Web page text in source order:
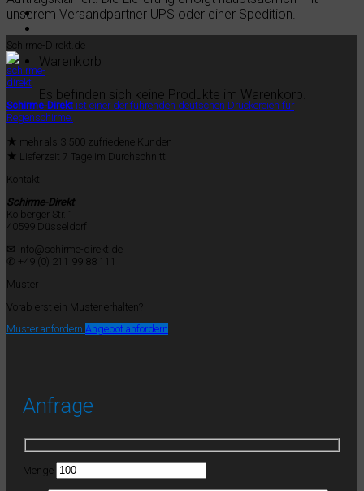
Warenkorb
Es befinden sich keine Produkte im Warenkorb.
unserem Versandpartner UPS oder einer Spedition.
Schirme-Direkt.de
Schirme-Direkt ist einer der führenden deutschen Druckereien für
Regenschirme.
★ mehr als 3.500 zufriedene Kunden
★ Lieferzeit 7 Tage im Durchschnitt
Kontakt
Schirme-Direkt
Kolberger Str. 1
40599 Düsseldorf
✉ info@schirme-direkt.de
✆ +49 (0) 211 99 88 111
Muster
Vorab erst ein Muster erhalten?
Muster anfordern Angebot anfordern
Anfrage
Menge